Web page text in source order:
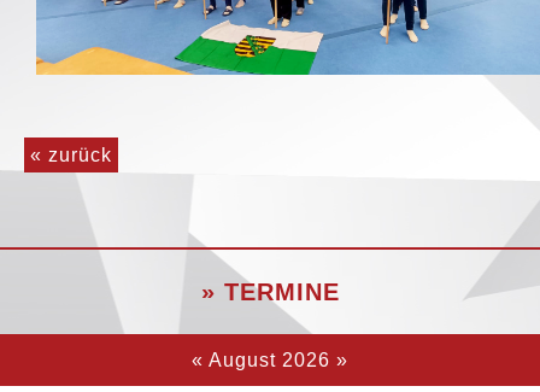
« zurück
» TERMINE
« August 2026 »